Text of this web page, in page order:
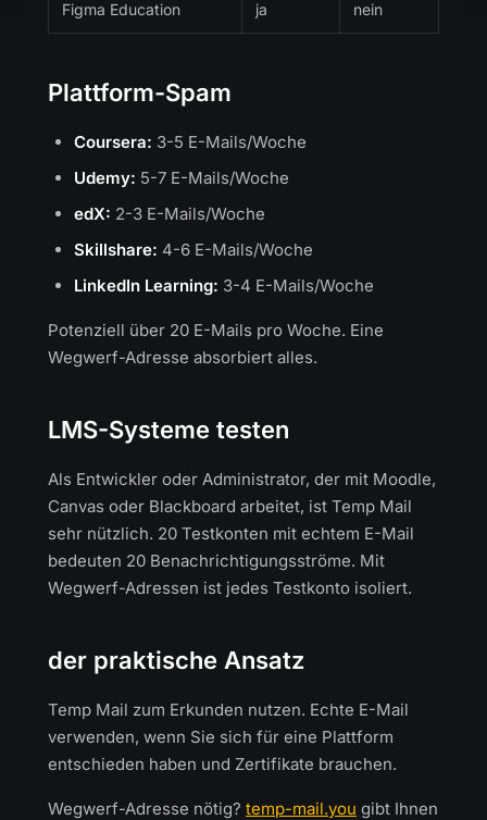
Figma Education ja nein
Plattform-Spam
Coursera: 3-5 E-Mails/Woche
Udemy: 5-7 E-Mails/Woche
edX: 2-3 E-Mails/Woche
Skillshare: 4-6 E-Mails/Woche
LinkedIn Learning: 3-4 E-Mails/Woche
Potenziell über 20 E-Mails pro Woche. Eine
Wegwerf-Adresse absorbiert alles.
LMS-Systeme testen
Als Entwickler oder Administrator, der mit Moodle,
Canvas oder Blackboard arbeitet, ist Temp Mail
sehr nützlich. 20 Testkonten mit echtem E-Mail
bedeuten 20 Benachrichtigungsströme. Mit
Wegwerf-Adressen ist jedes Testkonto isoliert.
der praktische Ansatz
Temp Mail zum Erkunden nutzen. Echte E-Mail
verwenden, wenn Sie sich für eine Plattform
entschieden haben und Zertifikate brauchen.
Wegwerf-Adresse nötig? temp-mail.you gibt Ihnen